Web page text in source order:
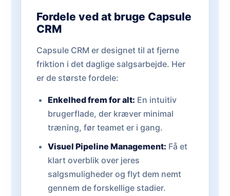
Fordele ved at bruge Capsule
CRM
Capsule CRM er designet til at fjerne
friktion i det daglige salgsarbejde. Her
er de største fordele:
Enkelhed frem for alt: En intuitiv
brugerflade, der kræver minimal
træning, før teamet er i gang.
Visuel Pipeline Management: Få et
klart overblik over jeres
salgsmuligheder og flyt dem nemt
gennem de forskellige stadier.